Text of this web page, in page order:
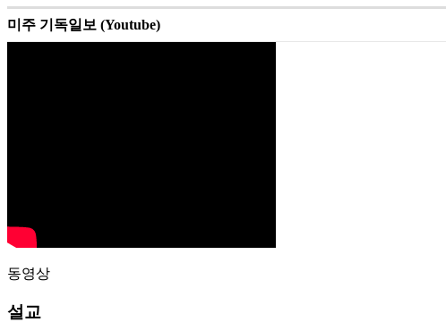
미주 기독일보 (Youtube)
동영상
설교